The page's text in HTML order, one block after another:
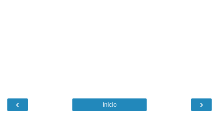
‹ ›
Inicio